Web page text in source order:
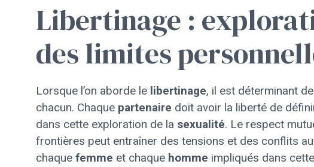
Libertinage :
des limites
Lorsque l’on aborde le libertinage, il est déterminant
chacun. Chaque partenaire doit avoir la liberté de
dans cette exploration de la sexualité. Le respect
frontières peut entraîner des tensions et des conflits
chaque femme et chaque homme impliqués dans cette